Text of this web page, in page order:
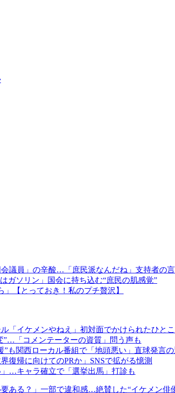
議員」の辛酸…「庶民派なんだね」支持者の
ガソリン」国会に持ち込む“庶民の肌感覚”
【とっておき！私のプチ贅沢】
「イケメンやねえ」初対面でかけられたひと
”…「コメンテーターの資質」問う声も
”も関西ローカル番組で「地頭悪い」直球発言
復帰に向けてのPRか」SNSで拡がる憶測
…キャラ確立で「選挙出馬」打診も
ある？」一部で違和感…絶賛した“イケメン俳